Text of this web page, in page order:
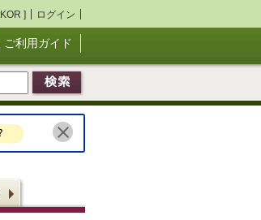
KOR ] ログイン
ご利用ガイド